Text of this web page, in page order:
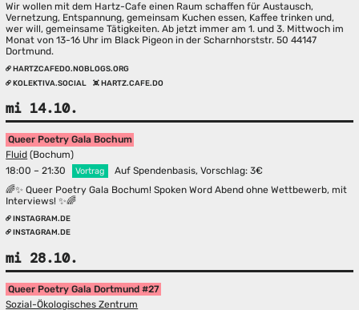
Wir wollen mit dem Hartz-Cafe einen Raum schaffen für Austausch,
Vernetzung, Entspannung, gemeinsam Kuchen essen, Kaffee trinken und,
wer will, gemeinsame Tätigkeiten. Ab jetzt immer am 1. und 3. Mittwoch im
Monat von 13-16 Uhr im Black Pigeon in der Scharnhorststr. 50 44147
Dortmund.
HARTZCAFEDO.NOBLOGS.ORG
KOLEKTIVA.SOCIAL
HARTZ.CAFE.DO
mi 14.10.
Queer Poetry Gala Bochum
Fluid (Bochum)
18:00 – 21:30
Vortrag
Auf Spendenbasis, Vorschlag: 3€
🌈✨ Queer Poetry Gala Bochum! Spoken Word Abend ohne Wettbewerb, mit
Interviews! ✨🌈
INSTAGRAM.DE
INSTAGRAM.DE
mi 28.10.
Queer Poetry Gala Dortmund #27
Sozial-Ökologisches Zentrum